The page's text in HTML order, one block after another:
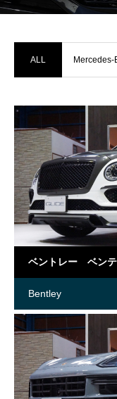
ALL Mercedes-
ベントレー ベン
Bentley